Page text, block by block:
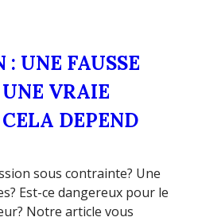
UNE FAUSSE
VRAIE
DEPEND
sous contrainte? Une
Est-ce dangereux pour le
Notre article vous